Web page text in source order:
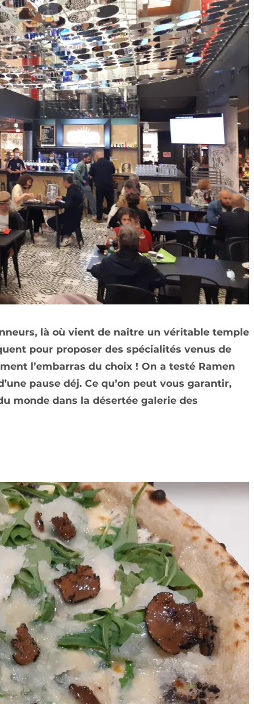
là où vient de naître un véritable temple
pour proposer des spécialités venus de
l’embarras du choix ! On a testé Ramen
pause déj. Ce qu’on peut vous garantir,
monde dans la désertée galerie des